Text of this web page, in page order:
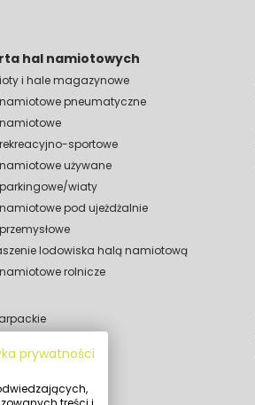
hal namiotowych
i hale magazynowe
pneumatyczne
sportowe
używane
wiaty
pod ujeżdżalnie
lodowiska halą namiotową
rolnicze
prywatności